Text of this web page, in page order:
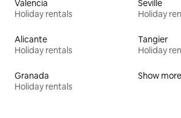
Valencia
Holiday rentals
Seville
Holiday
Alicante
Holiday rentals
Tangier
Holiday
Granada
Holiday rentals
Show more